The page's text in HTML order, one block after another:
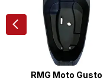
RMG Moto Gusto